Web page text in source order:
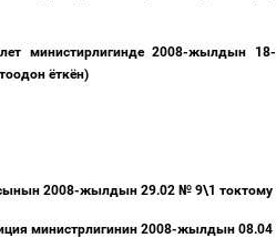
министирлигинде 2008-жылдын 18-
ёткён)
2008-жылдын 29.02 № 9\1 токтому
министрлигинин 2008-жылдын 08.04